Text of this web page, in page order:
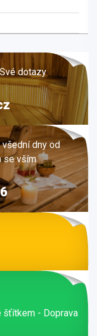
dotazy
všední dny od
se vším
šťítkem - Doprava